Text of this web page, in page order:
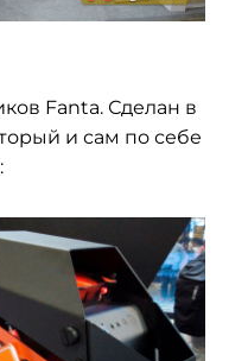
Fanta. Сделан в
и сам по себе